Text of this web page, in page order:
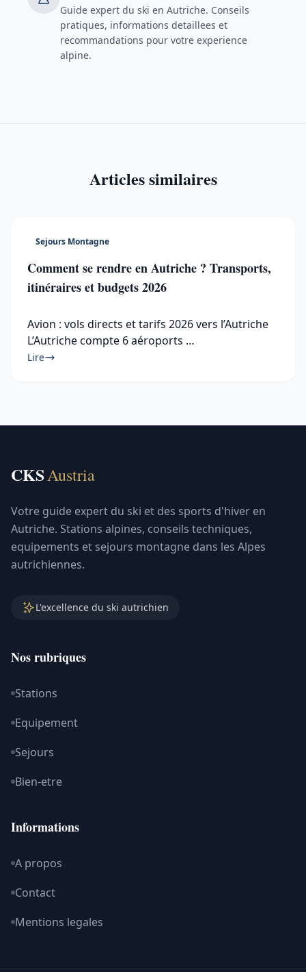
Guide expert du ski en Autriche. Conseils
pratiques, informations detaillees et
recommandations pour votre experience
alpine.
Articles similaires
Sejours Montagne
Comment se rendre en Autriche ? Transports,
itinéraires et budgets 2026
Avion : vols directs et tarifs 2026 vers l’Autriche
CKS Austria
equipements et sejours montagne dans les Alpes
L'excellence du ski autrichien